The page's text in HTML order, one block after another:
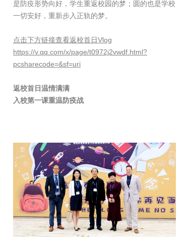
是防疫形势向好，学生重返校园的梦；圆的也是学校
一切安好，重新步入正轨的梦。
点击下方链接查看返校首日Vlog
https://v.qq.com/x/page/t0972j2vwdf.html?
pcsharecode=&sf=uri
返校首日温情满满
入校第一课重温防疫战